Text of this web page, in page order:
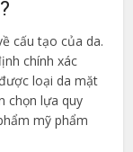
cấu tạo của da.
chính xác
loại da mặt
chọn lựa quy
mỹ phẩm